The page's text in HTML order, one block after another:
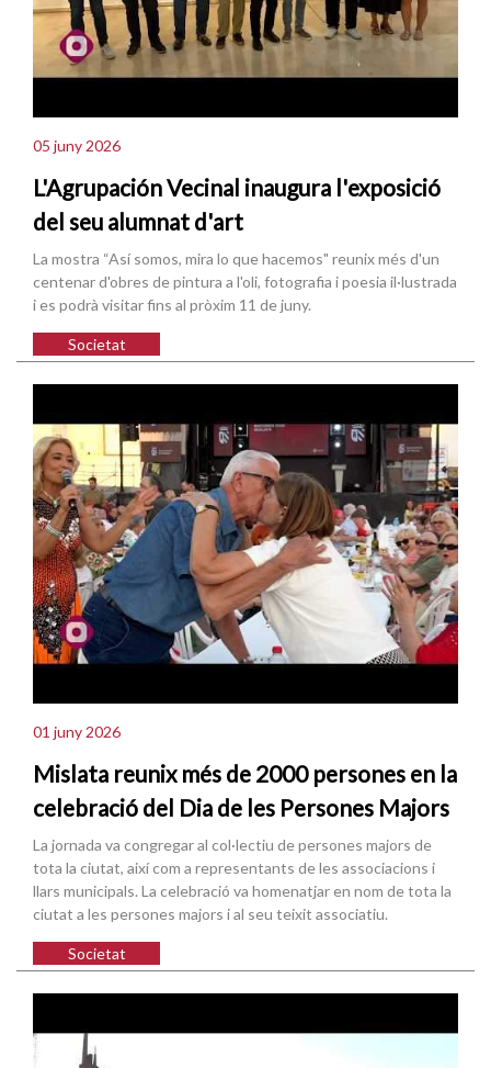
05 juny 2026
L'Agrupación Vecinal inaugura l'exposició
del seu alumnat d'art
La mostra “Así somos, mira lo que hacemos" reunix més d'un
centenar d'obres de pintura a l'oli, fotografia i poesia il·lustrada
i es podrà visitar fins al pròxim 11 de juny.
Societat
01 juny 2026
Mislata reunix més de 2000 persones en la
celebració del Dia de les Persones Majors
La jornada va congregar al col·lectiu de persones majors de
tota la ciutat, així com a representants de les associacions i
llars municipals. La celebració va homenatjar en nom de tota la
ciutat a les persones majors i al seu teixit associatiu.
Societat